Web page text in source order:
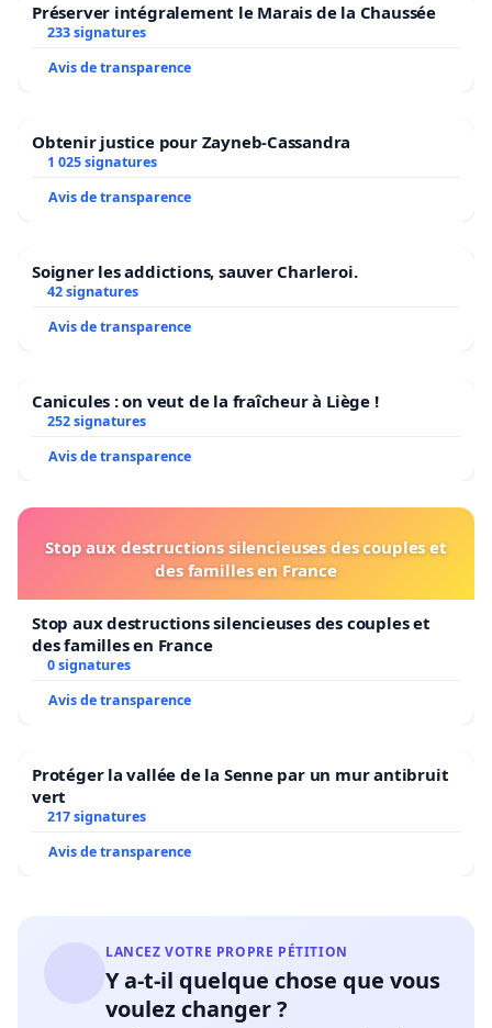
Préserver intégralement le Marais de la Chaussée
233 signatures
Avis de transparence
Obtenir justice pour Zayneb-Cassandra
1 025 signatures
Avis de transparence
Soigner les addictions, sauver Charleroi.
42 signatures
Avis de transparence
Canicules : on veut de la fraîcheur à Liège !
252 signatures
Avis de transparence
Stop aux destructions silencieuses des couples et
des familles en France
Stop aux destructions silencieuses des couples et
des familles en France
0 signatures
Avis de transparence
Protéger la vallée de la Senne par un mur antibruit
vert
217 signatures
Avis de transparence
LANCEZ VOTRE PROPRE PÉTITION
Y a-t-il quelque chose que vous
voulez changer ?